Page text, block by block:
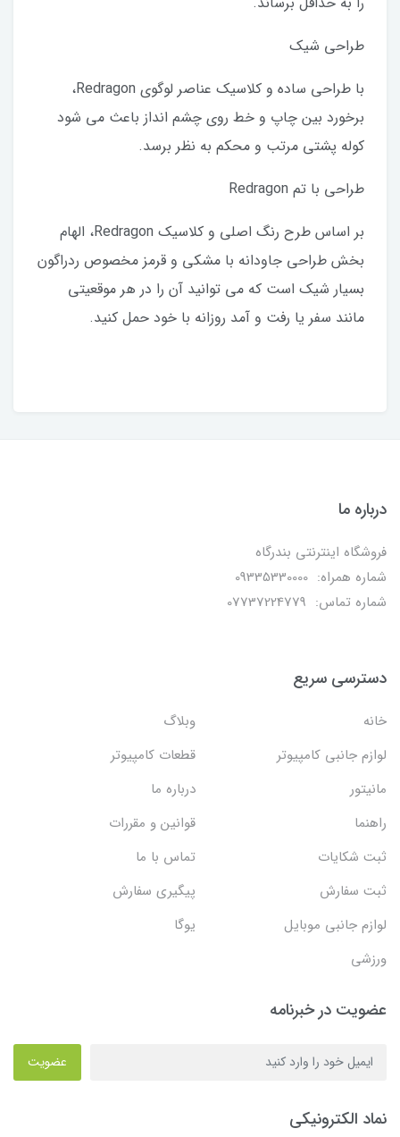
طراحی شیک
با طراحی ساده و کلاسیک عناصر لوگوی Redragon،
برخورد بین چاپ و خط روی چشم انداز باعث می شود
کوله پشتی مرتب و محکم به نظر برسد.
طراحی با تم Redragon
بر اساس طرح رنگ اصلی و کلاسیک Redragon، الهام
بخش طراحی جاودانه با مشکی و قرمز مخصوص ردراگون
بسیار شیک است که می توانید آن را در هر موقعیتی
مانند سفر یا رفت و آمد روزانه با خود حمل کنید.
درباره ما
فروشگاه اینترنتی بندرگاه
شماره همراه: 09335330000
شماره تماس: 07737224779
دسترسی سریع
خانه
وبلاگ
لوازم جانبی کامپیوتر
قطعات کامپیوتر
مانیتور
درباره ما
راهنما
قوانین و مقررات
ثبت شکایات
تماس با ما
ثبت سفارش
پیگیری سفارش
لوازم جانبی موبایل
یوگا
ورزشی
عضویت در خبرنامه
عضویت
نماد الکترونیکی